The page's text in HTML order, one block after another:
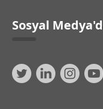
Sosyal